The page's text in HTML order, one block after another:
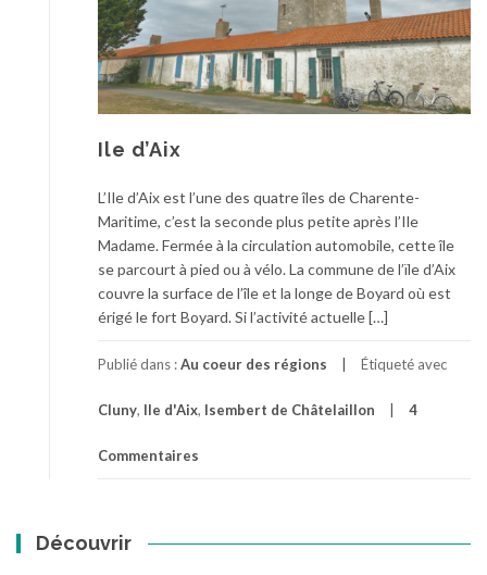
Ile d’Aix
L’Ile d’Aix est l’une des quatre îles de Charente-
Maritime, c’est la seconde plus petite après l’Ile
Madame. Fermée à la circulation automobile, cette île
se parcourt à pied ou à vélo. La commune de l’ïle d’Aix
couvre la surface de l’île et la longe de Boyard où est
érigé le fort Boyard. Si l’activité actuelle […]
Publié dans :Au coeur des régions Étiqueté avec
Cluny, Ile d'Aix, Isembert de Châtelaillon 4
Commentaires
Découvrir